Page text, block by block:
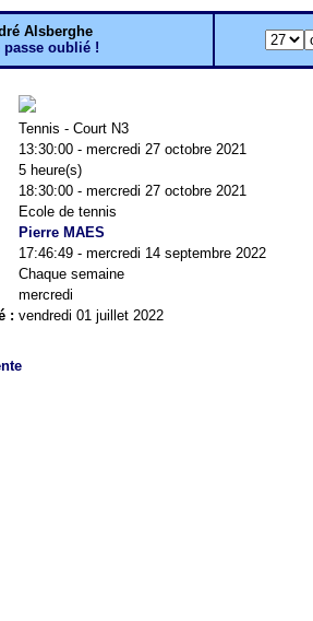
Alsberghe
passe oublié !
Tennis - Court N3
13:30:00 - mercredi 27 octobre 2021
5 heure(s)
18:30:00 - mercredi 27 octobre 2021
Ecole de tennis
Pierre MAES
17:46:49 - mercredi 14 septembre 2022
Chaque semaine
mercredi
: vendredi 01 juillet 2022